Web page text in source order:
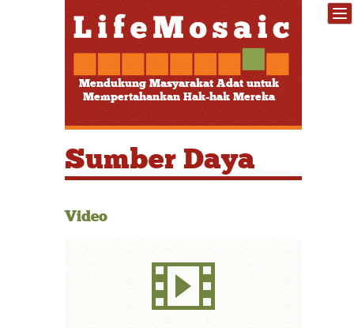
Mendukung Masyarakat Adat untuk
Mempertahankan Hak-hak Mereka
Sumber Daya
Video